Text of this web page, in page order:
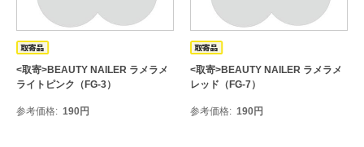
<取寄>BEAUTY NAILER ラメラメ
ライトピンク（FG-3）
参考価格 190円
<取寄>BEAUTY NAILER ラメラメ
レッド（FG-7）
参考価格 190円